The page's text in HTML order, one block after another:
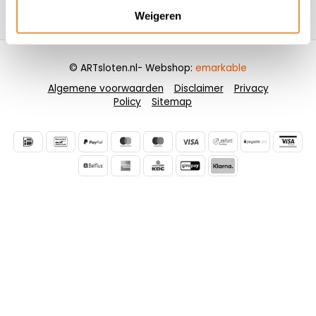
Weigeren
Contactgegevens
Algemene voorwaarden Disclaimer
Privacy
Policy
Sitemap
© ARTsloten.nl- Webshop: emarkable